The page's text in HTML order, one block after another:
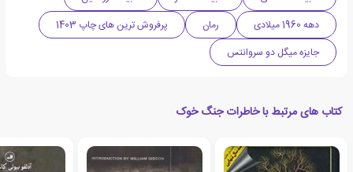
دهه 1960 میلادی
رمان
پرفروش ترین های چاپ 1403
جایزه میگل دو سروانتس
کتاب های مرتبط با خاطرات جنگ خوک